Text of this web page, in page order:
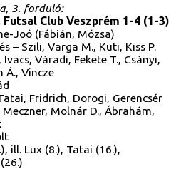
3. forduló:
Club Veszprém 1-4 (1-3)
Joó (Fábián, Mózsa)
– Szili, Varga M., Kuti, Kiss P.
Ivacs, Váradi, Fekete T., Csányi,
Á., Vincze
Fridrich, Dorogi, Gerencsér
Meczner, Molnár D., Ábrahám,
ill. Lux (8.), Tatai (16.),